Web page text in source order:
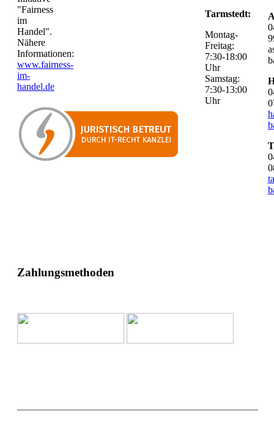
"Fairness
im
Handel".
Nähere
Informationen:
www.fairness-
im-
handel.de
Tarmstedt:
Montag-
Freitag:
7:30-18:00
Uhr
Samstag:
7:30-13:00
Uhr
Zahlungsmethoden